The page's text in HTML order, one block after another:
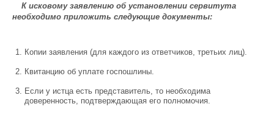
К исковому заявлению об установлении сервитута
необходимо приложить следующие документы:
Копии заявления (для каждого из ответчиков, третьих лиц).
Квитанцию об уплате госпошлины.
Если у истца есть представитель, то необходима
доверенность, подтверждающая его полномочия.